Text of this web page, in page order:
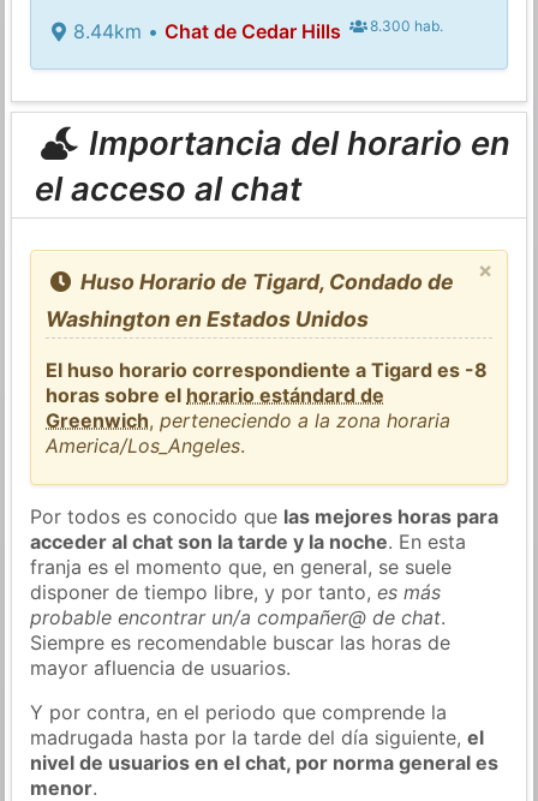
8.44km • Chat de Cedar Hills 8.300 hab.
Importancia del horario en
el acceso al chat
×
Huso Horario de Tigard, Condado de
Washington en Estados Unidos
El huso horario correspondiente a Tigard es -8
horas sobre el horario estándard de
Greenwich,perteneciendo a la zona horaria
America/Los_Angeles.
Por todos es conocido que las mejores horas para
acceder al chat son la tarde y la noche. En esta
franja es el momento que, en general, se suele
disponer de tiempo libre, y por tanto,es más
probable encontrar un/a compañer@ de chat.
Siempre es recomendable buscar las horas de
mayor afluencia de usuarios.
Y por contra, en el periodo que comprende la
madrugada hasta por la tarde del día siguiente,el
nivel de usuarios en el chat, por norma general es
menor.